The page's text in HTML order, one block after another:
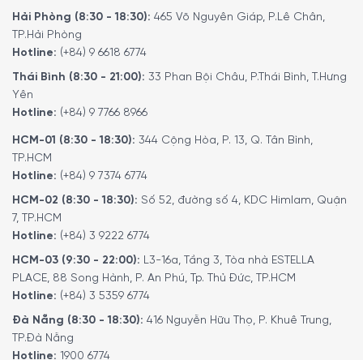
Để đặt mua sản phẩm “ Máy Hút Ẩm Medion MD 19679 ”
Quý vị hãy gọi điện trực tiếp vào Hotline:
nhận được những tư vấn chi tiết và đặt mua sản phẩm.
Hoặc đặt hàng trực tiếp trên website. Nhân viên tổng đài
của Minh House sẽ gọi lại để xác nhận đơn hàng với quý
khách.
Hải Phòng (8:30 - 18:30): 465 Võ Nguyên Giáp, P.Lê Chân,
TP.Hải Phòng
Hotline: (+84) 9 6618 6774
Thái Bình (8:30 - 21:00): 33 Phan Bội Châu, P.Thái Bình, T.Hưng
Yên
Hotline: (+84) 9 7766 8966
HCM-01 (8:30 - 18:30): 344 Cộng Hòa, P. 13, Q. Tân Bình,
TP.HCM
Hotline: (+84) 9 7374 6774
HCM-02 (8:30 - 18:30): Số 52, đường số 4, KDC Himlam, Quận
7, TP.HCM
Hotline: (+84) 3 9222 6774
HCM-03 (9:30 - 22:00): L3-16a, Tầng 3, Tòa nhà ESTELLA
PLACE, 88 Song Hành, P. An Phú, Tp. Thủ Đức, TP.HCM
Hotline: (+84) 3 5359 6774
Đà Nẵng (8:30 - 18:30): 416 Nguyễn Hữu Thọ, P. Khuê Trung,
TP.Đà Nẵng
Hotline: 1900 6774